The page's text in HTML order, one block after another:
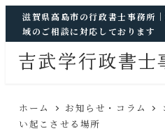
滋賀県高島市の行政書士事務所
域のご相談に対応しております
ホーム お知らせ・コラム
い起こさせる場所